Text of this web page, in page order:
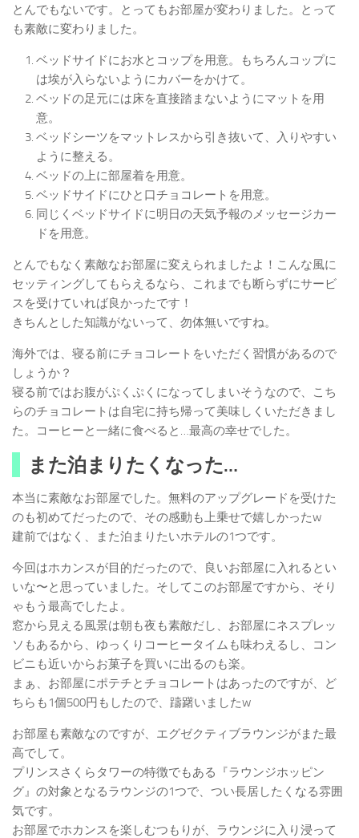
とんでもないです。とってもお部屋が変わりました。とって
も素敵に変わりました。
ベッドサイドにお水とコップを用意。もちろんコップに
は埃が入らないようにカバーをかけて。
ベッドの足元には床を直接踏まないようにマットを用
意。
ベッドシーツをマットレスから引き抜いて、入りやすい
ように整える。
ベッドの上に部屋着を用意。
ベッドサイドにひと口チョコレートを用意。
同じくベッドサイドに明日の天気予報のメッセージカー
ドを用意。
とんでもなく素敵なお部屋に変えられましたよ！こんな風に
セッティングしてもらえるなら、これまでも断らずにサービ
スを受けていれば良かったです！
きちんとした知識がないって、勿体無いですね。
海外では、寝る前にチョコレートをいただく習慣があるので
しょうか？
寝る前ではお腹がぷくぷくになってしまいそうなので、こち
らのチョコレートは自宅に持ち帰って美味しくいただきまし
た。コーヒーと一緒に食べると…最高の幸せでした。
また泊まりたくなった…
本当に素敵なお部屋でした。無料のアップグレードを受けた
のも初めてだったので、その感動も上乗せで嬉しかったw
建前ではなく、また泊まりたいホテルの1つです。
今回はホカンスが目的だったので、良いお部屋に入れるとい
いな〜と思っていました。そしてこのお部屋ですから、そり
ゃもう最高でしたよ。
窓から見える風景は朝も夜も素敵だし、お部屋にネスプレッ
ソもあるから、ゆっくりコーヒータイムも味わえるし、コン
ビニも近いからお菓子を買いに出るのも楽。
まぁ、お部屋にポテチとチョコレートはあったのですが、ど
ちらも1個500円もしたので、躊躇いましたw
お部屋も素敵なのですが、エグゼクティブラウンジがまた最
高でして。
プリンスさくらタワーの特徴でもある『ラウンジホッピン
グ』の対象となるラウンジの1つで、つい長居したくなる雰囲
気です。
お部屋でホカンスを楽しむつもりが、ラウンジに入り浸って